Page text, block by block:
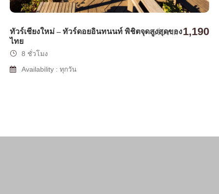
ทัวร์เชียงใหม่ – ทัวร์ดอยอินทนนท์ พิชิตจุดสูงสุดของ
ไทย
เริ่มจาก 1,190
8 ชั่วโมง
Availability : ทุกวัน